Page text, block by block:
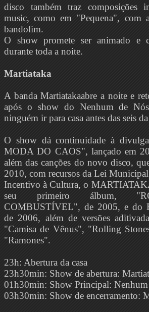
disco também traz composições
music, como em "Pequena", com
bandolim.
O show promete ser animado e
durante toda a noite.
Martiataka
A banda Martiatakaabre a noite e
após o show do Nenhum de
ninguém ir para casa antes das seis
O show dá continuidade à
MODA DO CAOS", lançado em
além das canções do novo disco,
2010, com recursos da Lei
Incentivo à Cultura, o
seu primeiro álbum,
COMBUSTÍVEL", de 2005, e do
de 2006, além de versões
"Camisa de Vênus", "Rolling
"Ramones".
23h: Abertura da casa
23h30min: Show de abertura:
01h30min: Show Principal:
03h30min: Show de encerramento: